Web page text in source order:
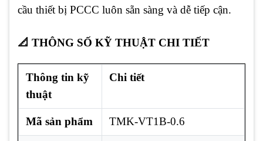
cầu thiết bị PCCC luôn sẵn sàng và dễ tiếp cận.
📐 THÔNG SỐ KỸ THUẬT CHI TIẾT
Thông tin kỹ
thuật
Chi tiết
Mã sản phẩm TMK-VT1B-0.6